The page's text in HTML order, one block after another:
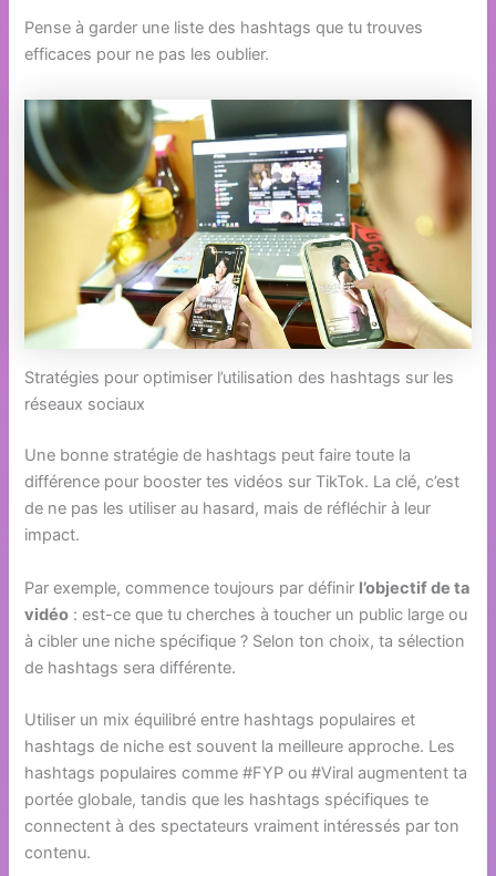
Pense à garder une liste des hashtags que tu trouves
efficaces pour ne pas les oublier.
Stratégies pour optimiser l’utilisation des hashtags sur les
réseaux sociaux
Une bonne stratégie de hashtags peut faire toute la
différence pour booster tes vidéos sur TikTok. La clé, c’est
de ne pas les utiliser au hasard, mais de réfléchir à leur
impact.
Par exemple, commence toujours par définir l’objectif de ta
vidéo : est-ce que tu cherches à toucher un public large ou
à cibler une niche spécifique ? Selon ton choix, ta sélection
de hashtags sera différente.
Utiliser un mix équilibré entre hashtags populaires et
hashtags de niche est souvent la meilleure approche. Les
hashtags populaires comme #FYP ou #Viral augmentent ta
portée globale, tandis que les hashtags spécifiques te
connectent à des spectateurs vraiment intéressés par ton
contenu.